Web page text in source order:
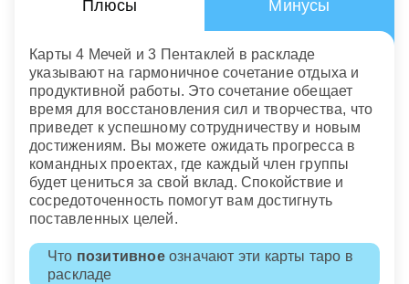
Плюсы Минусы
Карты 4 Мечей и 3 Пентаклей в раскладе
указывают на гармоничное сочетание отдыха и
продуктивной работы. Это сочетание обещает
время для восстановления сил и творчества, что
приведет к успешному сотрудничеству и новым
достижениям. Вы можете ожидать прогресса в
командных проектах, где каждый член группы
будет цениться за свой вклад. Спокойствие и
сосредоточенность помогут вам достигнуть
поставленных целей.
Что позитивноеозначают эти карты таро в
раскладе